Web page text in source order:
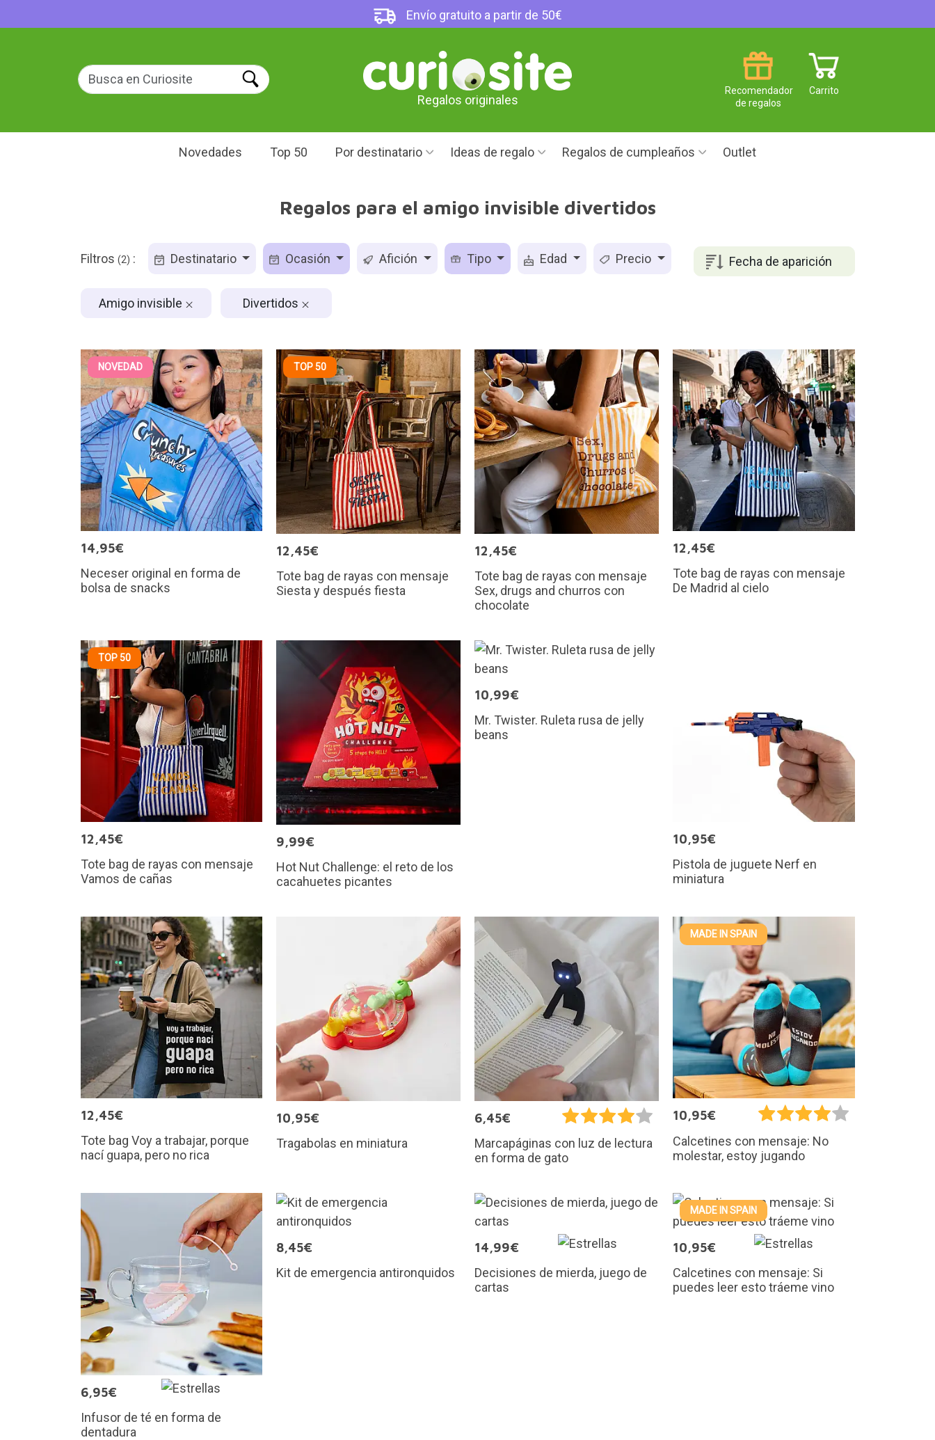
Envío gratuito a partir de 50€
Regalos originales
Carrito
Recomendador
de regalos
Novedades Top 50 Por destinatario Ideas de regalo Regalos de cumpleaños Outlet
Regalos para el amigo invisible divertidos
Fecha de aparición
Filtros (2) : Destinatario Ocasión Afición Tipo Edad Precio
Amigo invisible Divertidos
NOVEDAD
14,95€
Neceser original en forma de
bolsa de snacks
TOP 50
12,45€
Tote bag de rayas con mensaje
Siesta y después fiesta
12,45€
Tote bag de rayas con mensaje
Sex, drugs and churros con
chocolate
12,45€
Tote bag de rayas con mensaje
De Madrid al cielo
TOP 50
12,45€
Tote bag de rayas con mensaje
Vamos de cañas
9,99€
Hot Nut Challenge: el reto de los
cacahuetes picantes
10,99€
Mr. Twister. Ruleta rusa de jelly
beans
10,95€
Pistola de juguete Nerf en
miniatura
12,45€
Tote bag Voy a trabajar, porque
nací guapa, pero no rica
10,95€
Tragabolas en miniatura
6,45€
Marcapáginas con luz de lectura
en forma de gato
MADE IN SPAIN
10,95€
Calcetines con mensaje: No
molestar, estoy jugando
6,95€
Infusor de té en forma de
dentadura
8,45€
Kit de emergencia antironquidos
14,99€
Decisiones de mierda, juego de
cartas
MADE IN SPAIN
10,95€
Calcetines con mensaje: Si
puedes leer esto tráeme vino